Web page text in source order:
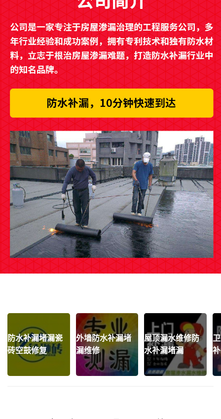
防水补漏堵漏瓷
砖空鼓修复
外墙防水补漏堵
漏维修
屋顶漏水维修防
水补漏堵漏